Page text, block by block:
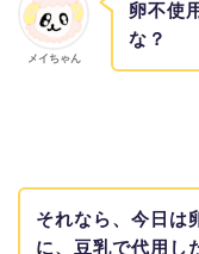
メイちゃん
卵不使
な？
それなら、今日は
に、豆乳で代用し